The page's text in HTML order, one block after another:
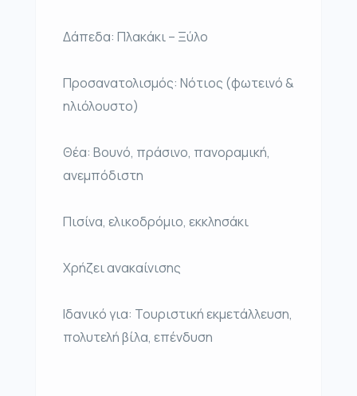
Δάπεδα: Πλακάκι – Ξύλο
Προσανατολισμός: Νότιος (φωτεινό &
ηλιόλουστο)
Θέα: Βουνό, πράσινο, πανοραμική,
ανεμπόδιστη
Πισίνα, ελικοδρόμιο, εκκλησάκι
Χρήζει ανακαίνισης
Ιδανικό για: Τουριστική εκμετάλλευση,
πολυτελή βίλα, επένδυση